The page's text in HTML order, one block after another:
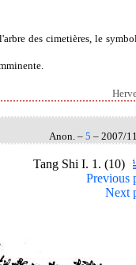
des cimetières, le
Anon. – 5 – 2007/
Tang Shi I. 1. (10)
Previous
Next